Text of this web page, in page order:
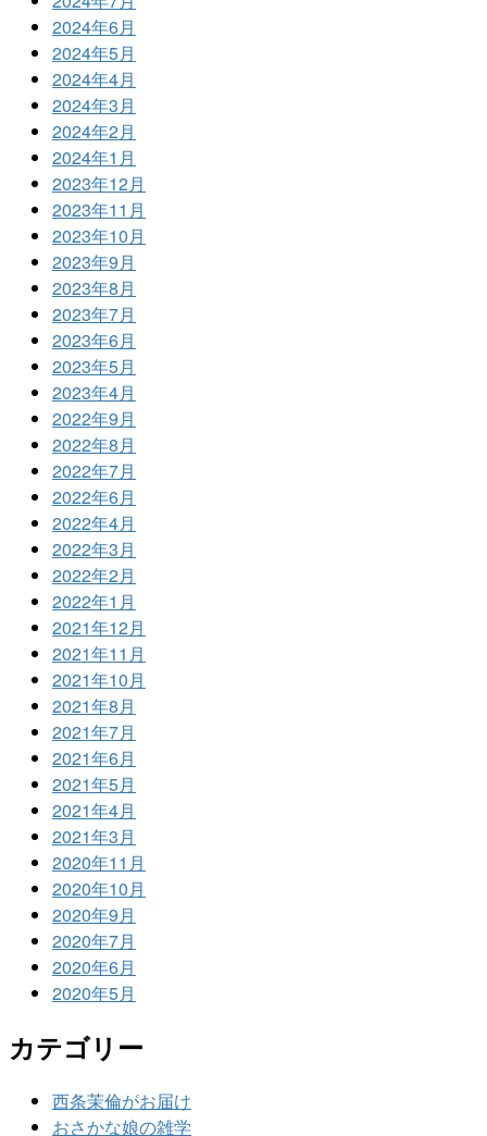
2024年6月
2024年5月
2024年4月
2024年3月
2024年2月
2024年1月
2023年12月
2023年11月
2023年10月
2023年9月
2023年8月
2023年7月
2023年6月
2023年5月
2023年4月
2022年9月
2022年8月
2022年7月
2022年6月
2022年4月
2022年3月
2022年2月
2022年1月
2021年12月
2021年11月
2021年10月
2021年8月
2021年7月
2021年6月
2021年5月
2021年4月
2021年3月
2020年11月
2020年10月
2020年9月
2020年7月
2020年6月
2020年5月
カテゴリー
西条茉倫がお届け
おさかな娘の雑学